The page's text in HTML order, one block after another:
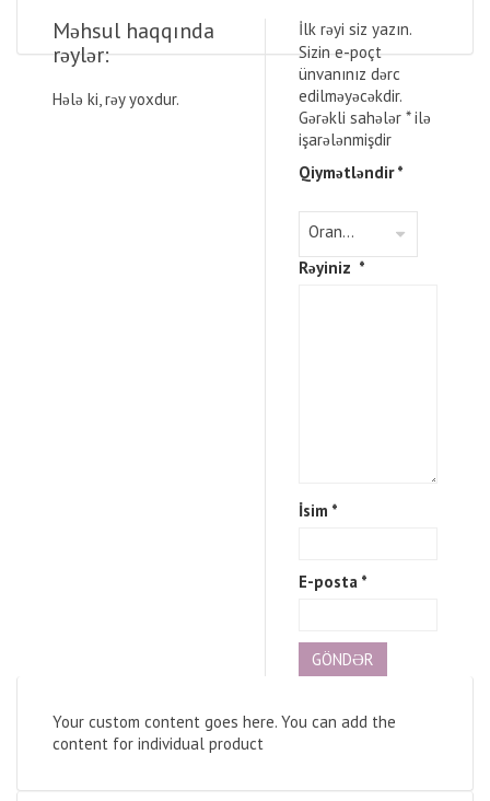
Məhsul haqqında
rəylər:
Hələ ki, rəy yoxdur.
İlk rəyi siz yazın.
Sizin e-poçt
ünvanınız dərc
edilməyəcəkdir.
Gərəkli sahələr *ilə
işarələnmişdir
Qiymətləndir*
Rəyiniz *
İsim *
E-posta *
Your custom content goes here. You can add the
content for individual product